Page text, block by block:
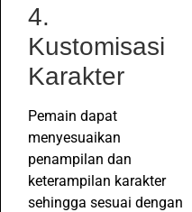
4.
Kustomisasi
Karakter
Pemain dapat
menyesuaikan
penampilan dan
keterampilan karakter
sehingga sesuai dengan